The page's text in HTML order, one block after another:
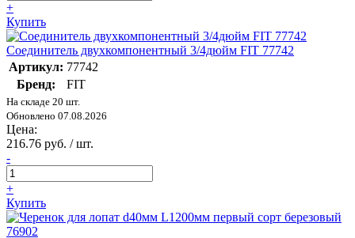
+
Купить
Соединитель двухкомпонентный 3/4дюйм FIT 77742
Артикул: 77742
Бренд:
FIT
На складе 20 шт.
Обновлено 07.08.2026
Цена:
216.76 руб. / шт.
-
+
Купить